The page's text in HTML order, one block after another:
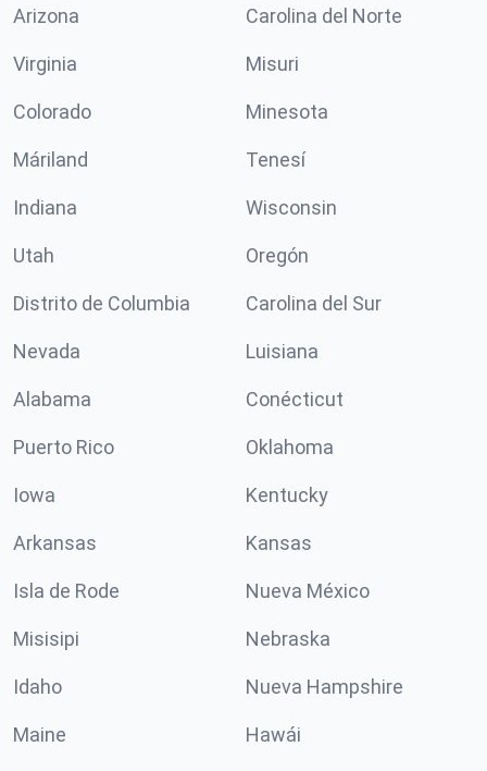
Arizona Carolina del Norte
Virginia Misuri
Colorado Minesota
Máriland Tenesí
Indiana Wisconsin
Utah Oregón
Distrito de Columbia Carolina del Sur
Nevada Luisiana
Alabama Conécticut
Puerto Rico Oklahoma
Iowa Kentucky
Arkansas Kansas
Isla de Rode Nueva México
Misisipi Nebraska
Idaho Nueva Hampshire
Maine Hawái